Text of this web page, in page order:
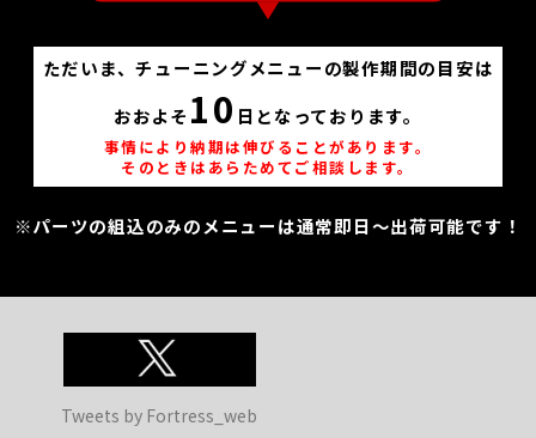
ただいま、チューニングメニューの製作期間の目安は
おおよそ 10 日となっております。
事情により納期は伸びることがあります。
そのときはあらためてご相談します。
※パーツの組込のみのメニューは通常即日～出荷可能です！
Tweets by Fortress_web